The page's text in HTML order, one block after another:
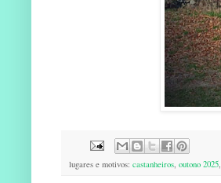
lugares e motivos: castanheiros, outono 2025,